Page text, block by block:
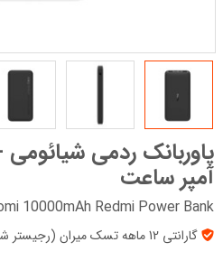
آمپر ساعت
10000mAh Redmi Power Bank
گارانتی 12 ماهه تسک میران (رجیستر شده) + 7روز تعویض + پک‌ گلوبال